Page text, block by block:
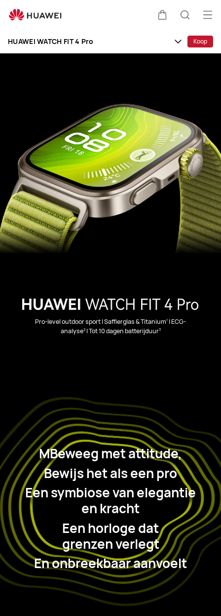
WATCH
Pro
HUAWEI WATCH FIT 4 Pro Koop
Pro-level outdoor sport | Saffierglas & Titanium1 | ECG-
analyse2| Tot 10 dagen batterijduur3
MBeweeg met attitude,
Bewijs het als een pro
Een symbiose van elegantie
en kracht
Een horloge dat
grenzen verlegt
En onbreekbaar aanvoelt